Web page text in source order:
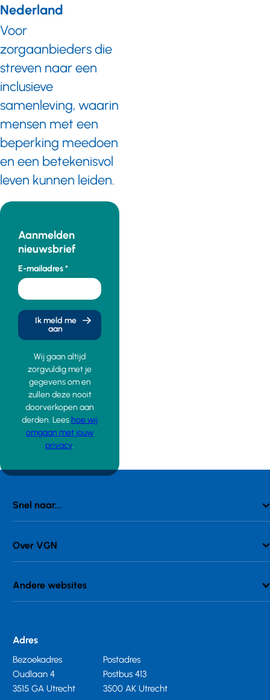
Nederland
Voor
zorgaanbieders die
streven naar een
inclusieve
samenleving, waarin
mensen met een
beperking meedoen
en een betekenisvol
leven kunnen leiden.
Aanmelden
nieuwsbrief
E-mailadres
Ik meld me
aan
Wij gaan altijd
zorgvuldig met je
gegevens om en
zullen deze nooit
doorverkopen aan
derden. Lees hoe wij
omgaan met jouw
privacy.
Snel naar...
Over VGN
Andere websites
Adres
Bezoekadres
Oudlaan 4
3515 GA Utrecht
Postadres
Postbus 413
3500 AK Utrecht